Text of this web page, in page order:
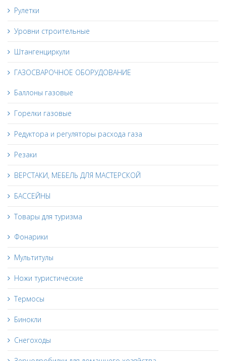
Рулетки
Уровни строительные
Штангенциркули
ГАЗОСВАРОЧНОЕ ОБОРУДОВАНИЕ
Баллоны газовые
Горелки газовые
Редуктора и регуляторы расхода газа
Резаки
ВЕРСТАКИ, МЕБЕЛЬ ДЛЯ МАСТЕРСКОЙ
БАССЕЙНЫ
Товары для туризма
Фонарики
Мультитулы
Ножи туристические
Термосы
Бинокли
Снегоходы